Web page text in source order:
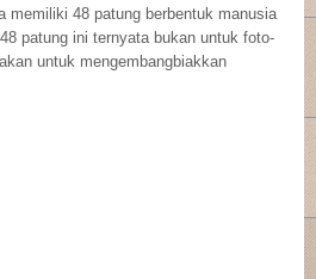
memiliki 48 patung berbentuk manusia
patung ini ternyata bukan untuk foto-
untuk mengembangbiakkan